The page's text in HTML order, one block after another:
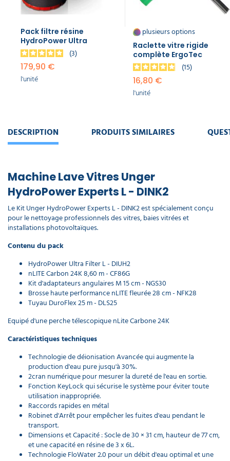
Carbon
78,95 €
l'unité
Flexible
Régulateur
Unger
nLITE
25,50 €
Brosse
Hybride
116,90 €
l'unité
Brosse
de
Soft
nLite
122,55 €
l'unité
Brosse
vitres
nLite
courbée
fleurée
96,26 €
l'unité
Pack filtre résine
HydroPower Ultra
3
179,90 €
l'unité
plusieurs options
Raclette vitre rigide
complète ErgoTec
15
16,80 €
l'unité
DESCRIPTION PRODUITS SIMILAIRES
Machine Lave Vitres Unger
HydroPower Experts L - DINK2
Le Kit Unger HydroPower Experts L - DINK2 est spécialement conçu
pour le nettoyage professionnels des vitres, baies vitrées et
installations photovoltaïques.
Contenu du pack
HydroPower Ultra Filter L - DIUH2
nLITE Carbon 24K 8,60 m - CF86G
Kit d'adaptateurs angulaires M 15 cm - NGS30
Brosse haute performance nLITE fleurée 28 cm - NFK28
Tuyau DuroFlex 25 m - DLS25
Equipé d'une perche télescopique nLite Carbone 24K
Caractéristiques techniques
Technologie de déionisation Avancée qui augmente la
production d'eau pure jusqu'à 30%.
2cran numérique pour mesurer la dureté de l'eau en sortie.
Fonction KeyLock qui sécurise le système pour éviter toute
utilisation inappropriée.
Raccords rapides en métal
Robinet d'Arrêt pour empêcher les fuites d'eau pendant le
transport.
Dimensions et Capacité : Socle de 30 × 31 cm, hauteur de 77 cm,
et une capacité en résine de 3 x 6L.
Technologie FloWater 2.0 pour un débit d'eau optimal et une